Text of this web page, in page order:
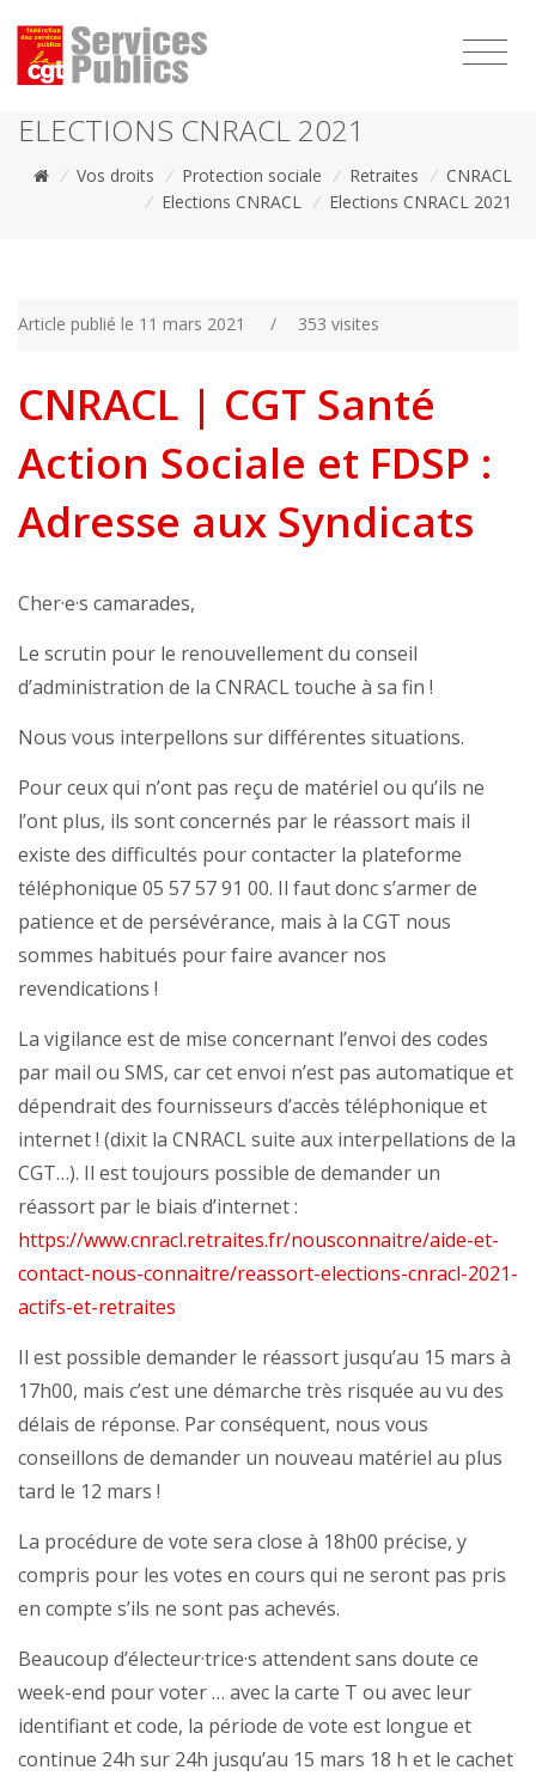
ELECTIONS CNRACL 2021
/ Vos droits / Protection sociale / Retraites / CNRACL
/ Elections CNRACL / Elections CNRACL 2021
Article publié le 11 mars 2021 / 353 visites
CNRACL | CGT Santé
Action Sociale et FDSP :
Adresse aux Syndicats
Cher·e·s camarades,
Le scrutin pour le renouvellement du conseil
d’administration de la CNRACL touche à sa fin !
Nous vous interpellons sur différentes situations.
Pour ceux qui n’ont pas reçu de matériel ou qu’ils ne
l’ont plus, ils sont concernés par le réassort mais il
existe des difficultés pour contacter la plateforme
téléphonique 05 57 57 91 00. Il faut donc s’armer de
patience et de persévérance, mais à la CGT nous
sommes habitués pour faire avancer nos
revendications !
La vigilance est de mise concernant l’envoi des codes
par mail ou SMS, car cet envoi n’est pas automatique et
dépendrait des fournisseurs d’accès téléphonique et
internet ! (dixit la CNRACL suite aux interpellations de la
CGT…). Il est toujours possible de demander un
réassort par le biais d’internet :
https://www.cnracl.retraites.fr/nousconnaitre/aide-et-
contact-nous-connaitre/reassort-elections-cnracl-2021-
actifs-et-retraites
Il est possible demander le réassort jusqu’au 15 mars à
17h00, mais c’est une démarche très risquée au vu des
délais de réponse. Par conséquent, nous vous
conseillons de demander un nouveau matériel au plus
tard le 12 mars !
La procédure de vote sera close à 18h00 précise, y
compris pour les votes en cours qui ne seront pas pris
en compte s’ils ne sont pas achevés.
Beaucoup d’électeur·trice·s attendent sans doute ce
week-end pour voter … avec la carte T ou avec leur
identifiant et code, la période de vote est longue et
continue 24h sur 24h jusqu’au 15 mars 18 h et le cachet